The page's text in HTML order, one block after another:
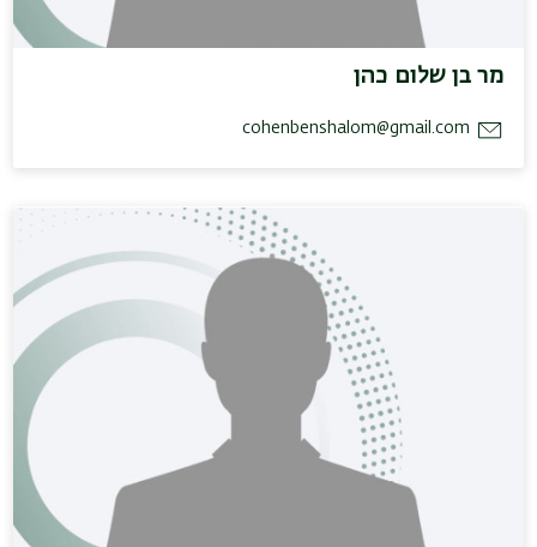
מר בן שלום כהן
cohenbenshalom@gmail.com